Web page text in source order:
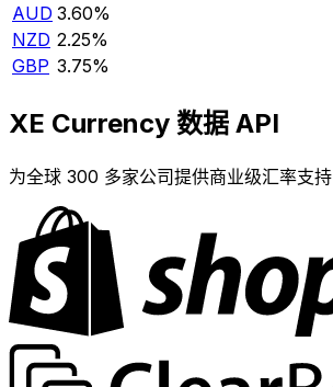
AUD 3.60%
NZD 2.25%
GBP 3.75%
XE Currency 数据 API
为全球 300 多家公司提供商业级汇率支持